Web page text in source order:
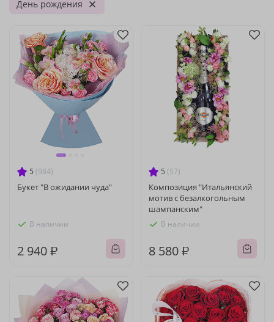
День рождения
5 (984)
Букет "В ожидании чуда"
В наличии
2 940 ₽
5 (57)
Композиция "Итальянский
мотив с безалкогольным
шампанским"
В наличии
8 580 ₽